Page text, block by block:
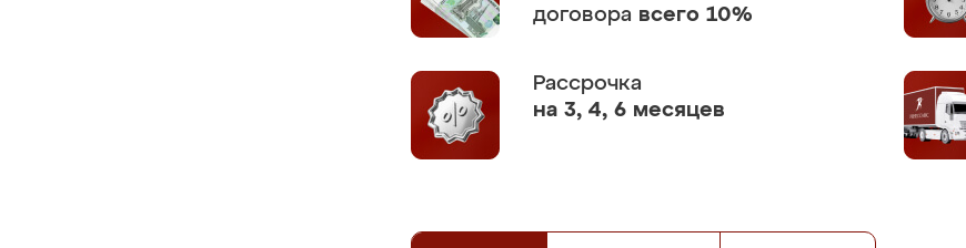
договора всего 10%
Рассрочка
на 3, 4, 6 месяцев